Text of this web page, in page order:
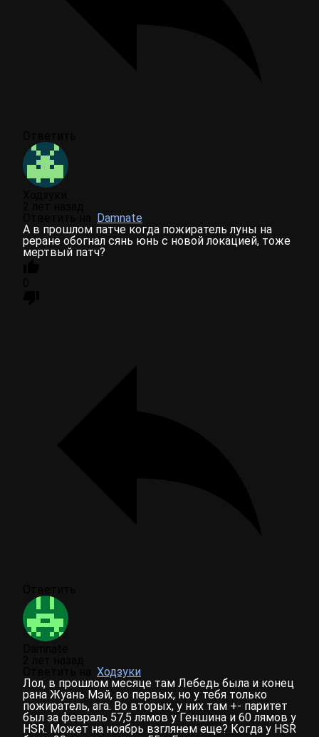
Damnate
А в прошлом патче когда пожиратель луны на
реране обогнал сянь юнь с новой локацией, тоже
мертвый патч?
Ходзуки
Лол, в прошлом месяце там Лебедь была и конец
рана Жуань Мэй, во первых, но у тебя только
пожиратель, ага. Во вторых, у них там +- паритет
был за февраль 57,5 лямов у Геншина и 60 лямов у
HSR. Может на ноябрь взглянем еще? Когда у HSR